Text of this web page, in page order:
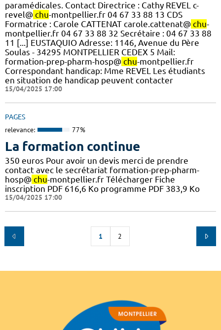
paramédicales. Contact Directrice : Cathy REVEL c-
revel@ chu-montpellier.fr 04 67 33 88 13 CDS
Formatrice : Carole CATTENAT carole.cattenat@ chu-
montpellier.fr 04 67 33 88 32 Secrétaire : 04 67 33 88
11 [...] EUSTAQUIO Adresse: 1146, Avenue du Père
Soulas - 34295 MONTPELLIER CEDEX 5 Mail:
formation-prep-pharm-hosp@ chu-montpellier.fr
Correspondant handicap: Mme REVEL Les étudiants
en situation de handicap peuvent contacter
15/04/2025 17:00
PAGES
relevance: 77%
La formation continue
350 euros Pour avoir un devis merci de prendre
contact avec le secrétariat formation-prep-pharm-
hosp@ chu-montpellier.fr Télécharger Fiche
inscription PDF 616,6 Ko programme PDF 383,9 Ko
15/04/2025 17:00
1 2